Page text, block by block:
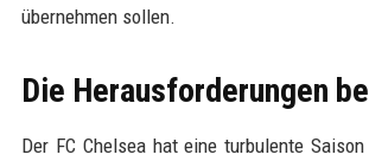
übernehmen sollen.
Die Herausforderungen
Der FC Chelsea hat eine turbulente